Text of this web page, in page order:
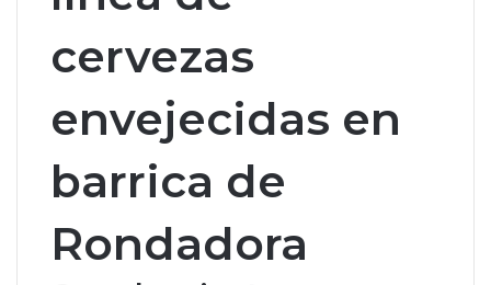
cervezas
envejecidas en
barrica de
Rondadora